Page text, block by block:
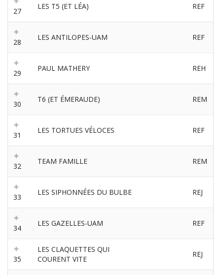
27
LES T5 (ET LÉA) REF
28
LES ANTILOPES-UAM REF
29
PAUL MATHERY REH
30
T6 (ET ÉMERAUDE) REM
31
LES TORTUES VÉLOCES REF
32
TEAM FAMILLE REM
33
LES SIPHONNÉES DU BULBE REJ
34
LES GAZELLES-UAM REF
35
LES CLAQUETTES QUI
COURENT VITE
REJ